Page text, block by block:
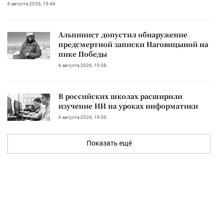
6 августа 2026, 19:46
Альпинист допустил обнаружение
предсмертной записки Наговицыной на
пике Победы
6 августа 2026, 19:38
В российских школах расширили
изучение ИИ на уроках информатики
6 августа 2026, 19:30
Показать ещё